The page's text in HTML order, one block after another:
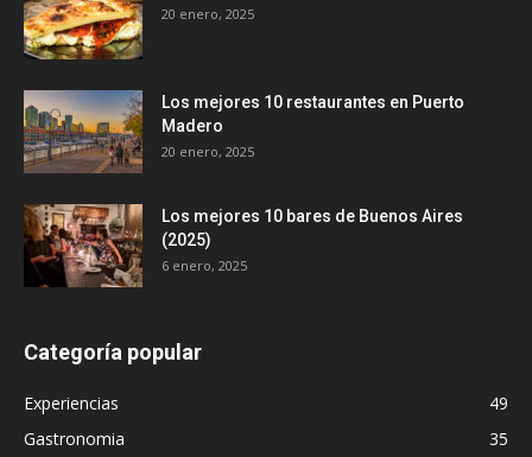
20 enero, 2025
Los mejores 10 restaurantes en Puerto
Madero
20 enero, 2025
Los mejores 10 bares de Buenos Aires
(2025)
6 enero, 2025
Categoría popular
Experiencias
49
Gastronomia
35